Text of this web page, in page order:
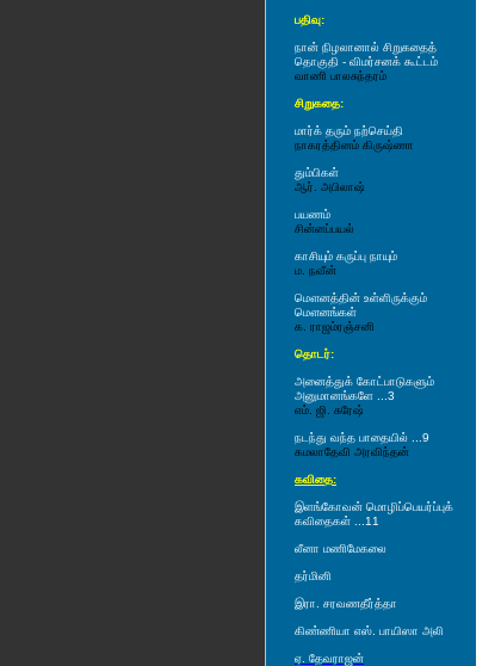
பதிவு:
நான் நிழலானால் சிறுகதைத்
தொகுதி - விமர்சனக் கூட்டம்
வாணி பாலசுந்தரம்
சிறுகதை:
மார்க் தரும் நற்செய்தி
நாகரத்தினம் கிருஷ்ணா
தும்பிகள்
ஆர். அபிலாஷ்
பயணம்
சின்னப்பயல்
காசியும் கருப்பு நாயும்
ம. நவீன்
மௌனத்தின் உள்ளிருக்கும்
மௌனங்கள்
க. ராஜம்ரஞ்சனி
தொடர்:
அனைத்துக் கோட்பாடுகளும்
அனுமானங்களே ...3
எம். ஜி. சுரேஷ்
நடந்து வந்த பாதையில் ...9
க‌ம‌லாதேவி அர‌விந்த‌ன்
கவிதை:
இளங்கோவன் மொழிப்பெயர்ப்புக்
கவிதைகள் ...11
லீனா மணிமேகலை
தர்மினி
இரா. சரவணதீர்த்தா
கிண்ணியா எஸ். பாயிஸா அலி
ஏ. தேவராஜன்